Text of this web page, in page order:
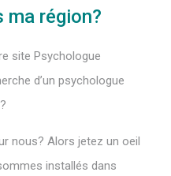
ma région?
site Psychologue
d’un psychologue
nous? Alors jetez un oeil
installés dans